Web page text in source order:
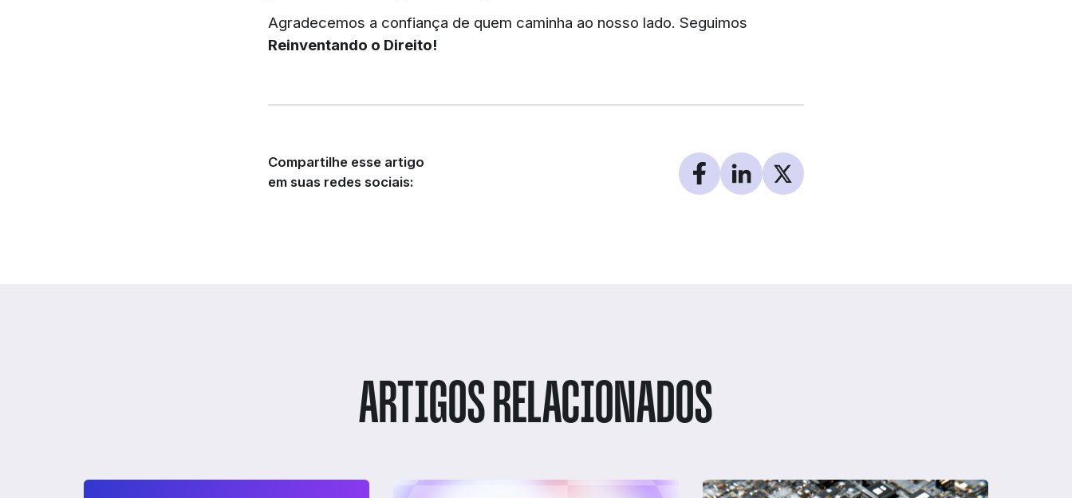
Agradecemos a confiança de quem caminha ao nosso lado. Seguimos
Reinventando o Direito!
Compartilhe esse artigo
em suas redes sociais:
ARTIGOS RELACIONADOS